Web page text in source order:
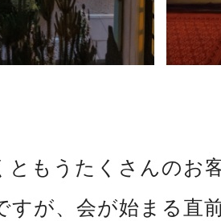
ともうたくさんのお
すが、会が始まる直